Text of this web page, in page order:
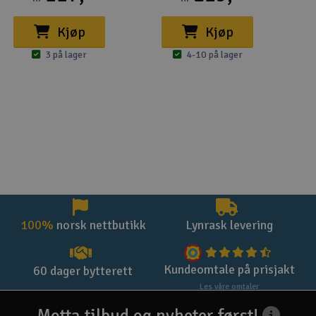
Kjøp
3 på lager
Kjøp
4-10 på lager
100% norsk nettbutikk Lynrask levering
60 dager bytterett Kundeomtale på prisjakt
Les våre omtaler